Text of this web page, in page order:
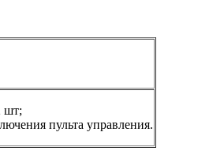
шт;
пульта управления.